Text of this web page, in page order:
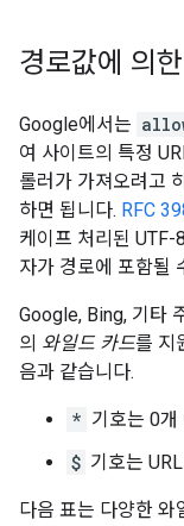
경로값에 의
Google에서는
여 사이트의 특정
롤러가 가져오려고
하면 됩니다. RFC
케이프 처리된
자가 경로에 포함될
Google, Bing, 기타
의 와일드 카드를 지
음과 같습니다.
* 기호는 0개
$ 기호는
다음 표는 다양한 와